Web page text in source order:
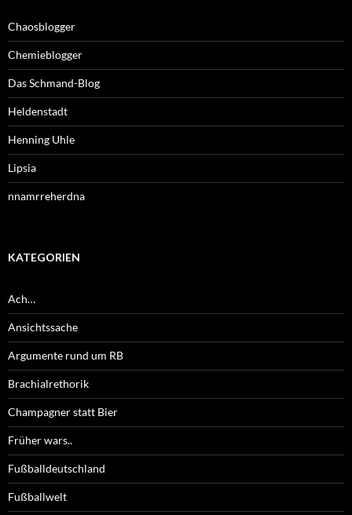
Chaosblogger
Chemieblogger
Das Schmand-Blog
Heldenstadt
Henning Uhle
Lipsia
nnamrreherdna
KATEGORIEN
Ach…
Ansichtssache
Argumente rund um RB
Brachialrethorik
Champagner statt Bier
Früher wars..
Fußballdeutschland
Fußballwelt